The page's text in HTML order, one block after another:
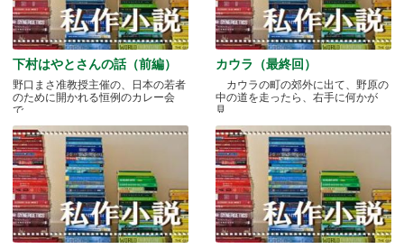
下村はやとさんの話（前編）
野口まさ准教授主催の、日本の若者
のために開かれる恒例のカレー会
で.....
カウラ（最終回）
カウラの町の郊外に出て、野原の
中の道を走ったら、右手に何かが
見.....